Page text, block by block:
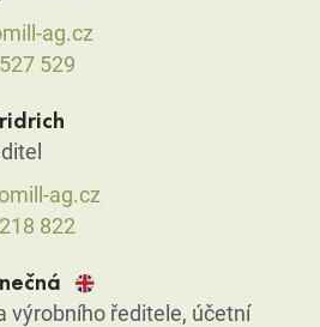
ag.cz
529
ag.cz
822
výrobního ředitele, účetní